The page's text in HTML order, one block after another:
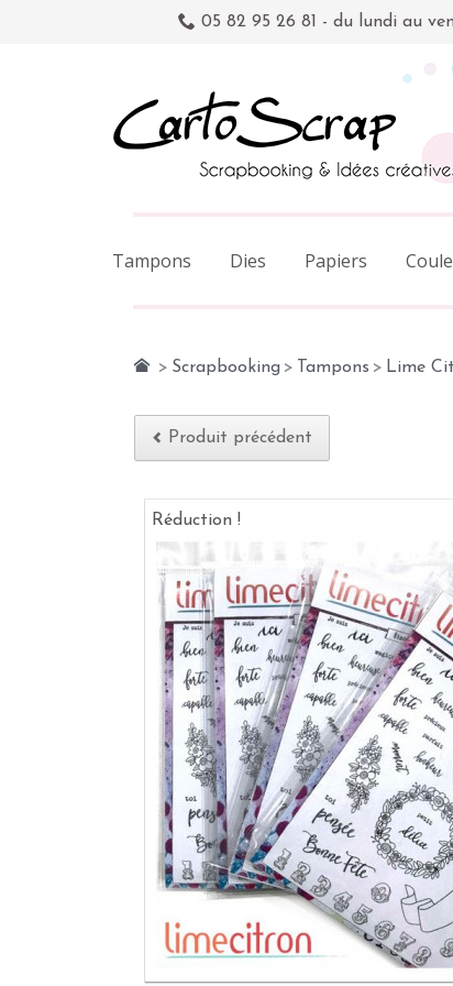
05 82 95 26 81 - du lundi au
Tampons Dies Papiers
> Scrapbooking > Tampons > Lime
Produit précédent
Réduction !